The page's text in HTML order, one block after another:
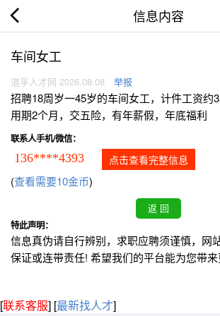
信息内容
车间女工
道孚人才网 2026.08.08 举报
招聘18周岁一45岁的车间女工，计件工资约
用期2个月，交五险，有年薪假，年底福利
联系人手机/微信：
136****4393 点击查看完整信息
(查看需要10金币)
特此声明：
信息真伪请自行辨别，求职应聘须谨慎，网
保证或连带责任! 希望我们的平台能为您带来
[联系客服] [最新找人才]